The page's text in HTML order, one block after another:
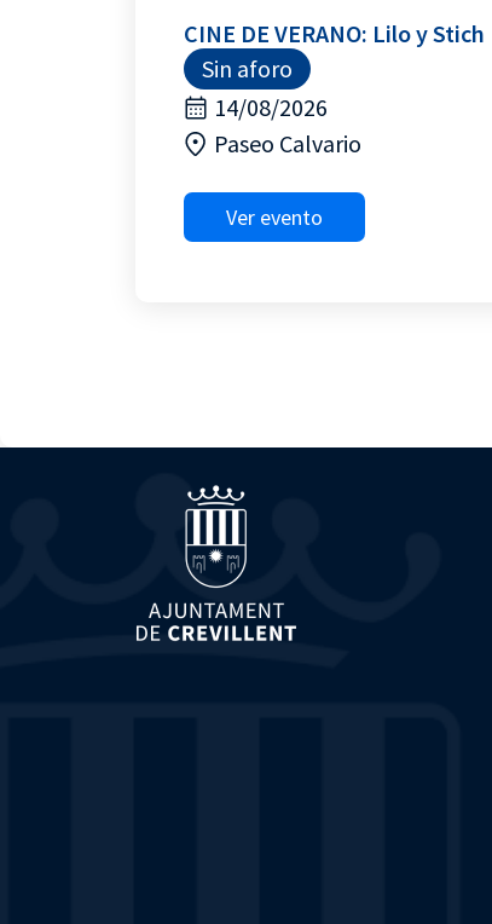
CINE DE VERANO: Lilo y Stich
Sin aforo
14/08/2026
Paseo Calvario
Ver evento